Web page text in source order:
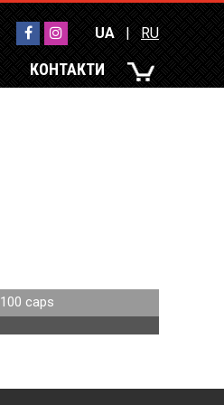
UA|RU
КОНТАКТИ
100 caps